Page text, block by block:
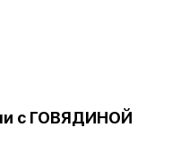
с ГОВЯДИНОЙ